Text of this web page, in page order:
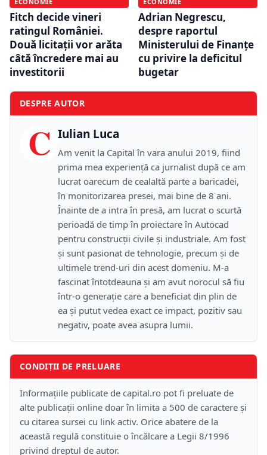
Fitch decide vineri
ratingul României.
Două licitații vor arăta
câtă încredere mai au
investitorii
Adrian Negrescu,
despre raportul
Ministerului de Finanțe
cu privire la deficitul
bugetar
DESPRE AUTOR
C Iulian Luca
Am venit la Capital în vara anului 2019, fiind
prima mea experiență ca jurnalist după ce am
lucrat oarecum de cealaltă parte a baricadei,
în monitorizarea presei, mai bine de 8 ani.
Înainte de a intra în presă, am lucrat o scurtă
perioadă de timp în proiectare în Autocad
pentru construcții civile și industriale. Am fost
și sunt pasionat de tehnologie, precum și de
ultimele trend-uri din acest domeniu. M-a
fascinat întotdeauna și am avut norocul să fiu
într-o generație care a beneficiat din plin de
ea și putut vedea exact ce impact, pozitiv sau
negativ, poate avea asupra lumii.
CONDIȚII DE PRELUARE
Informațiile publicate de capital.ro pot fi preluate de
alte publicații online doar în limita a 500 de caractere și
cu citarea sursei cu link activ. Orice abatere de la
această regulă constituie o încălcare a Legii 8/1996
privind dreptul de autor.